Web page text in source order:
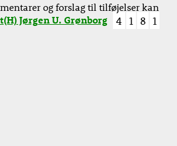
og forslag til tilføjelser kan
Jørgen U. Grønborg 4 1 8 1